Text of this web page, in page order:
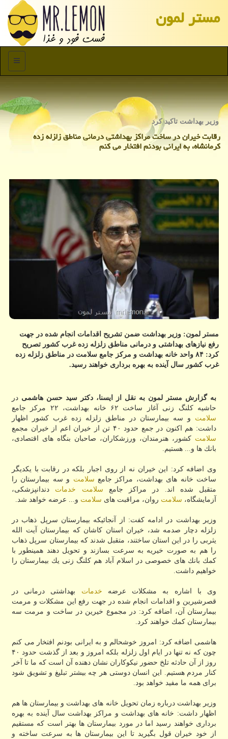
مستر لمون
منو
وزیر بهداشت تاكید كرد
رقابت خیران در ساخت مراكز بهداشتی درمانی مناطق زلزله زده
كرمانشاه، به ایرانی بودنم افتخار می كنم
مستر لمون: وزیر بهداشت ضمن تشریح اقدامات انجام شده در جهت
رفع نیازهای بهداشتی و درمانی مناطق زلزله زده غرب كشور تصریح
كرد: ۸۴ واحد خانه بهداشت و مركز جامع سلامت در مناطق زلزله زده
غرب كشور سال آینده به بهره برداری خواهند رسید.
به گزارش مستر لمون به نقل از ایسنا، دكتر سید حسن هاشمی در
حاشیه كلنگ زنی آغاز ساخت ۶۲ خانه بهداشت، ۲۲ مركز جامع
سلامت و سه بیمارستان در مناطق زلزله زده غرب كشور اظهار
داشت: هم اكنون در جمع حدود ۴۰ تن از خیران اعم از خیران مجمع
سلامت كشور، هنرمندان، ورزشكاران، صاحبان بنگاه های اقتصادی،
بانك ها و... هستیم.
وی اضافه كرد: این خیران نه از روی اجبار بلكه در رقابت با یكدیگر
ساخت خانه های بهداشت، مراكز جامع سلامت و سه بیمارستان را
متقبل شده اند. در مراكز جامع سلامت خدمات دندانپزشكی،
آزمایشگاه، سلامت روان، مراقبت های سلامت و... عرضه خواهد شد.
وزیر بهداشت در ادامه كفت: از آنجائیكه بیمارستان سرپل ذهاب در
زلزله دچار صدمه شد، خیران استان كاشان كه بیمارستان آیت الله
یثربی را در این استان ساختند، متقبل شدند كه بیمارستان سرپل ذهاب
را هم به صورت خیریه به سرعت بسازند و تحویل دهند همینطور با
كمك بانك های خصوصی در اسلام آباد هم كلنگ زنی یك بیمارستان را
خواهیم داشت.
وی با اشاره به مشكلات عرضه خدمات بهداشتی درمانی در
قصرشیرین و اقدامات انجام شده در جهت رفع این مشكلات و مرمت
بیمارستان آن، اضافه كرد: در مجموع خیرین در ساخت و مرمت سه
بیمارستان كمك خواهند كرد.
هاشمی اضافه كرد: امروز خوشحالم و به ایرانی بودنم افتخار می كنم
چون كه نه تنها در ایام اول زلزله بلكه امروز و بعد از گذشت حدود ۴۰
روز از آن حادثه تلخ حضور نیكوكاران نشان دهنده آن است كه ما تا آخر
كنار مردم هستیم. این انسان دوستی هر چه بیشتر تبلیغ و تشویق شود
برای همه ما مفید خواهد بود.
وزیر بهداشت درباره زمان تحویل خانه های بهداشت و بیمارستان ها هم
اظهار داشت: خانه های بهداشت و مراكز بهداشت سال آینده به بهره
برداری خواهند رسید اما در مورد بیمارستان ها بهتر است كه مستقیم
از خود خیران قول بگیرید تا این بیمارستان ها به سرعت ساخته و